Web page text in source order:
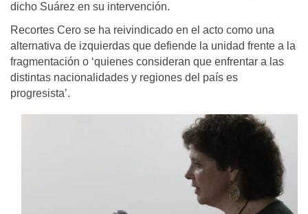
dicho Suárez en su intervención.
Recortes Cero se ha reivindicado en el acto como una
alternativa de izquierdas que defiende la unidad frente a la
fragmentación o ‘quienes consideran que enfrentar a las
distintas nacionalidades y regiones del país es
progresista’.